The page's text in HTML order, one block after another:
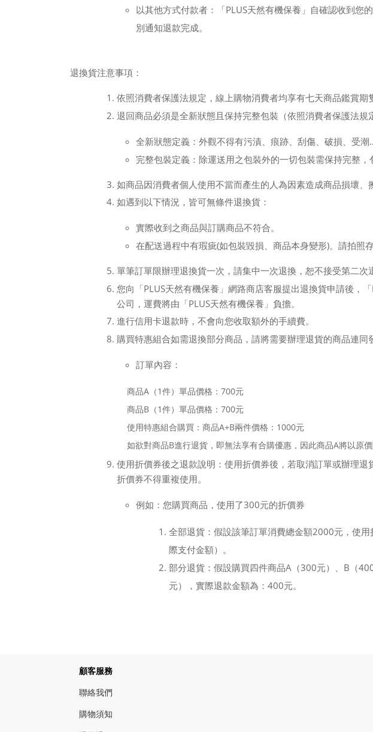
以其他方式付款者：
「PLUS天然有機保養」自確認收到
別通知退款完成。
退換貨注意事項：
依照消費者保護法規定，線上購物消費者均享有七天商品鑑賞期
退回商品必須是全新狀態且保持完整包裝（依照消費者保護法規
全新狀態定義：外觀不得有污漬、痕跡、刮傷、破損、受潮
完整包裝定義：除運送用之包裝外的一切包裝需保持完整
如商品因消費者個人使用不當而產生的人為因素造成商品損壞
如遇到以下情況，皆可無條件退換貨：
實際收到之商品與訂購商品不符合。
在配送過程中有瑕疵(如包裝毀損、商品本身變形)。請拍照
單筆訂單限辦理退換貨一次，請集中一次退換，恕不接受第二次
您向「PLUS天然有機保養」網路商店客服提出退換貨申請後，
公司，運費將由「PLUS天然有機保養」負擔。
進行信用卡退款時，不會向您收取額外的手續費。
購買特惠組合如需退換部分商品，請將需要辦理退貨的商品連同
訂單內容：
商品A（1件）單品價格：700元
商品B（1件）單品價格：700元
使用特惠組合購買：商品A+B兩件價格：1000元
如欲對商品B進行退貨，即無法享有合購優惠，因此商品A將以原
使用折價券後之退款說明：使用折價券後，若取消訂單或辦理
折價券不得重複使用。
例如：您購買商品，使用了300元的折價券
全部退貨：假設該筆訂單消費總金額2000元，使
際支付金額）。
部分退貨：假設購買四件商品A（300元）、B（
元），實際退款金額為：400元。
顧客服務
聯絡我們
購物須知